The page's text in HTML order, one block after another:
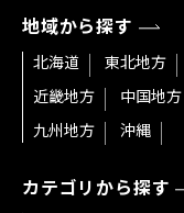
地域から探す
北海道 東北地方
近畿地方
中国地方
九州地方
沖縄
カテゴリから探す